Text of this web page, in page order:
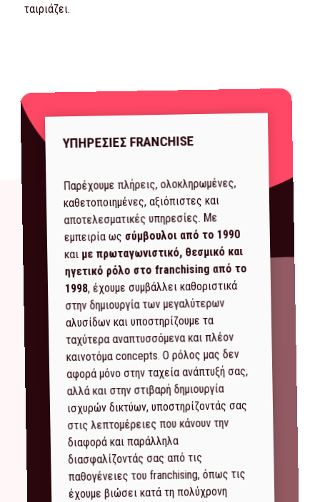
ταιριάζει.
ΥΠΗΡΕΣΙΕΣ FRANCHISE
Παρέχουμε πλήρεις, ολοκληρωμένες,
καθετοποιημένες, αξιόπιστες και
αποτελεσματικές υπηρεσίες. Με
εμπειρία ως σύμβουλοι από το 1990
και με πρωταγωνιστικό, θεσμικό και
ηγετικό ρόλο στο franchising από το
1998, έχουμε συμβάλλει καθοριστικά
στην δημιουργία των μεγαλύτερων
αλυσίδων και υποστηρίζουμε τα
ταχύτερα αναπτυσσόμενα και πλέον
καινοτόμα concepts. Ο ρόλος μας δεν
αφορά μόνο στην ταχεία ανάπτυξή σας,
αλλά και στην στιβαρή δημιουργία
ισχυρών δικτύων, υποστηρίζοντάς σας
στις λεπτομέρειες που κάνουν την
διαφορά και παράλληλα
διασφαλίζοντάς σας από τις
παθογένειες του franchising, όπως τις
έχουμε βιώσει κατά τη πολύχρονη